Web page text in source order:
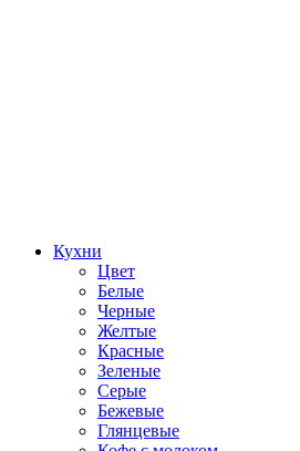
Кухни
Цвет
Белые
Черные
Желтые
Красные
Зеленые
Серые
Бежевые
Глянцевые